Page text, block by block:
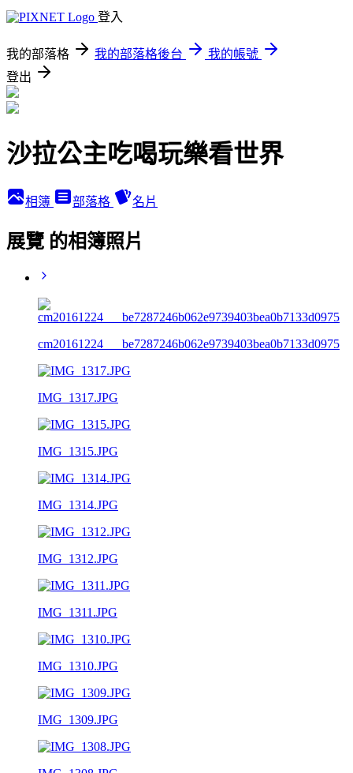
登入
我的部落格 我的部落格後台
我的帳號
登出
沙拉公主吃喝玩樂看世界
相簿 部落格 名片
展覽 的相簿照片
cm20161224___be7287246b062e9739403bea0b7133d0975
IMG_1317.JPG
IMG_1315.JPG
IMG_1314.JPG
IMG_1312.JPG
IMG_1311.JPG
IMG_1310.JPG
IMG_1309.JPG